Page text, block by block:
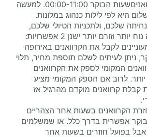
ומזדכים על הקרוואניםשעות הבוקר 00:00-11:00. למעשה
היא לפי לילות כנהוג במלונות.
שלכם, ולתכניות הטיולי שלכם,
וזורם יותר ישנן 2 אפשרויות:
לקבל את הקרוואנים באירופה
ניתן לעיתים לשלם תוספת מחיר, תלוי
המקומי לספק את הקרוואנים
לרוב אם הספק המקומי מציע
קרוואנים מוקדם מהרגיל אז
הקרוואנים בשעות אחר הצהריים
אפשרית בדרך כלל. או שמשלמים
בפועל חוזרים בשעות אחר